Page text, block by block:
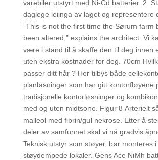
varebiler utstyrt med Ni-Cd batterier. 2.
daglege leiinga av laget og representere
”This is not the first time the Sørum farm
been altered,” explains the architect. Vi
være i stand til å skaffe den til deg innen
uten ekstra kostnader for deg. 70cm
passer ditt hår ? Her tilbys både
planløsninger som har gitt kontorfløyene
tradisjonelle kontorløsninger og
med og uten midtsone. Figur 8 Arterielt
malleol med fibrin/gul nekrose. Etter å
deler av samfunnet skal vi nå gradvis
Teknisk utstyr som støyer, bør monteres i
støydempede lokaler. Gens Ace NiMh